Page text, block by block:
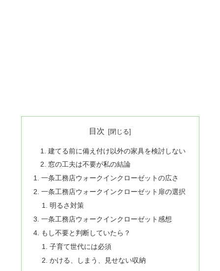
目次
建てる前に備え付け以外の家具を検討しない
窓の工夫は不要が私の結論
一条工務店ウォークインクローゼットの広さ
一条工務店ウォークインクローゼット扉の選択
明るさ対策
一条工務店ウォークインクローゼット感想
もし不要と判断していたら？
子育て世代には必須
かける、しまう、見せない収納